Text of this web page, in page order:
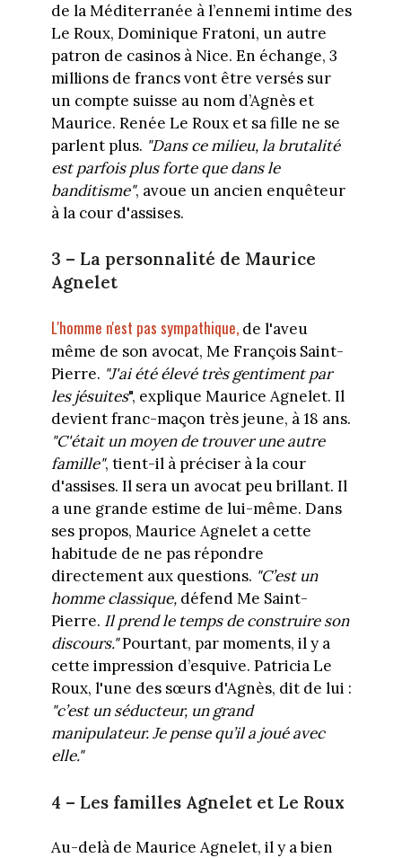
de la Méditerranée à l’ennemi intime des
Le Roux, Dominique Fratoni, un autre
patron de casinos à Nice. En échange, 3
millions de francs vont être versés sur
un compte suisse au nom d’Agnès et
Maurice. Renée Le Roux et sa fille ne se
parlent plus. "Dans ce milieu, la brutalité
est parfois plus forte que dans le
banditisme", avoue un ancien enquêteur
à la cour d'assises.
3 – La personnalité de Maurice
Agnelet
L'homme n'est pas sympathique,de l'aveu
même de son avocat, Me François Saint-
Pierre. "J'ai été élevé très gentiment par
les jésuites", explique Maurice Agnelet. Il
devient franc-maçon très jeune, à 18 ans.
"C'était un moyen de trouver une autre
famille", tient-il à préciser à la cour
d'assises. Il sera un avocat peu brillant. Il
a une grande estime de lui-même. Dans
ses propos, Maurice Agnelet a cette
habitude de ne pas répondre
directement aux questions. "C’est un
homme classique,défend Me Saint-
Pierre. Il prend le temps de construire son
discours."Pourtant, par moments, il y a
cette impression d’esquive. Patricia Le
Roux, l'une des sœurs d'Agnès, dit de lui :
"c’est un séducteur, un grand
manipulateur. Je pense qu’il a joué avec
elle."
4 – Les familles Agnelet et Le Roux
Au-delà de Maurice Agnelet, il y a bien